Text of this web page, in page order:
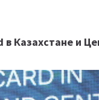
Казахстане и